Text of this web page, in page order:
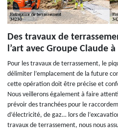
Des travaux de
l’art avec Groupe Claude à
Pour les travaux de terrassement, le
délimiter l’emplacement de la future
cette opération doit être précise et
Nous veillerons également à faire
prévoir des tranchées pour le
d’électricité, de gaz… lors de
travaux de terrassement, nous nous